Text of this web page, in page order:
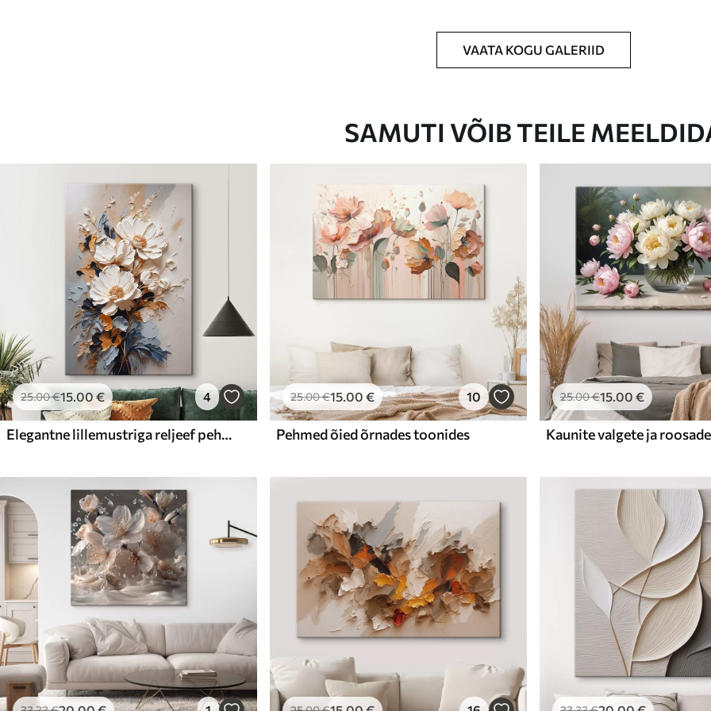
VAATA KOGU GALERIID
SAMUTI VÕIB TEILE
25.00€15.00 € 4
Elegantne lillemustriga reljeef pehmetes toonides
25.00€15.00 € 10
Pehmed õied õrnades toonides
25.00€15.00 €